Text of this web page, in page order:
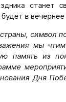
станет
в
символ
мы
память из
Дня